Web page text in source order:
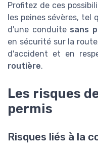
Profitez de ces
les peines sévères,
d'une conduite sans
en sécurité sur la
d'accident et en
routière.
Les risques
permis
Risques liés à la